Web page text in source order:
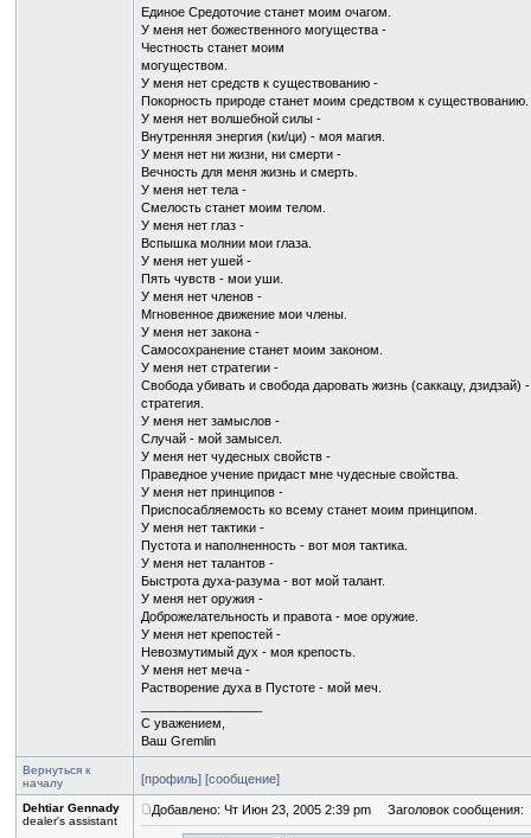
Единое Средоточие станет моим очагом.
У меня нет божественного могущества -
Честность станет моим
могуществом.
У меня нет средств к существованию -
Покорность природе станет моим средством к существованию.
У меня нет волшебной силы -
Внутренняя энергия (ки/ци) - моя магия.
У меня нет ни жизни, ни смерти -
Вечность для меня жизнь и смерть.
У меня нет тела -
Смелость станет моим телом.
У меня нет глаз -
Вспышка молнии мои глаза.
У меня нет ушей -
Пять чувств - мои уши.
У меня нет членов -
Мгновенное движение мои члены.
У меня нет закона -
Самосохранение станет моим законом.
У меня нет стратегии -
Свобода убивать и свобода даровать жизнь (саккацу, дзидзай)
стратегия.
У меня нет замыслов -
Случай - мой замысел.
У меня нет чудесных свойств -
Праведное учение придаст мне чудесные свойства.
У меня нет принципов -
Приспосабляемость ко всему станет моим принципом.
У меня нет тактики -
Пустота и наполненность - вот моя тактика.
У меня нет талантов -
Быстрота духа-разума - вот мой талант.
У меня нет оружия -
Доброжелательность и правота - мое оружие.
У меня нет крепостей -
Невозмутимый дух - моя крепость.
У меня нет меча -
Растворение духа в Пустоте - мой меч.
С уважением,
Ваш Gremlin
Вернуться к
началу
[профиль] [сообщение]
Dehtiar Gennady
dealer's assistant
Добавлено: Чт Июн 23, 2005 2:39 pm Заголовок сообщения: